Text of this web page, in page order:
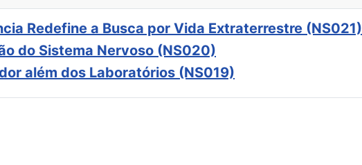
Redefine a Busca por Vida Extraterrestre (NS021)
do Sistema Nervoso (NS020)
além dos Laboratórios (NS019)